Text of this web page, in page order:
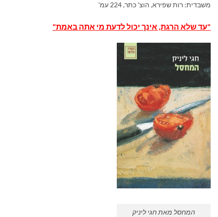
משבדית: רות שפירא, הוצ' כתר, 224 עמ'
"עד שלא הרגת, אינך יכול לדעת מי אתה באמת"
המחסל מאת חגי ליניק